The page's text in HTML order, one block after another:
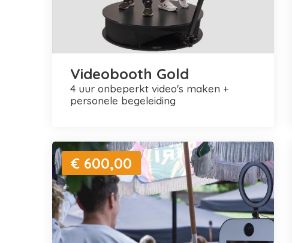
Videobooth Gold
4 uur onbeperkt video's maken +
personele begeleiding
€ 600,00